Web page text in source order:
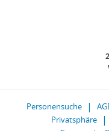
Personensuche
Privatsphäre